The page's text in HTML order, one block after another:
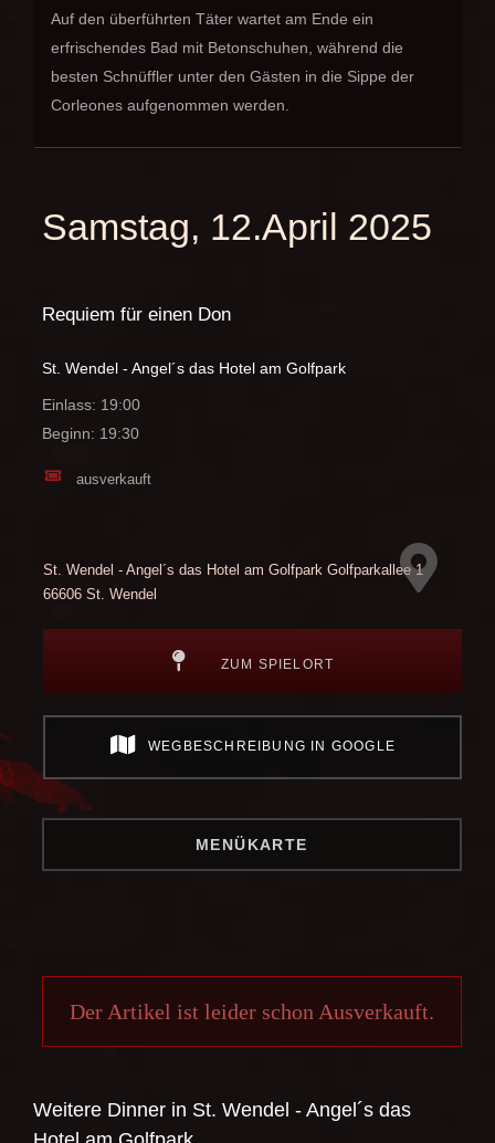
Auf den überführten Täter wartet am Ende ein
erfrischendes Bad mit Betonschuhen, während die
besten Schnüffler unter den Gästen in die Sippe der
Corleones aufgenommen werden.
Samstag, 12.April 2025
Requiem für einen Don
St. Wendel - Angel´s das Hotel am Golfpark
Einlass: 19:00
Beginn: 19:30
ausverkauft
St. Wendel - Angel´s das Hotel am Golfpark Golfparkallee 1
66606 St. Wendel
ZUM SPIELORT
WEGBESCHREIBUNG IN GOOGLE
MENÜKARTE
Der Artikel ist leider schon Ausverkauft.
Weitere Dinner in St. Wendel - Angel´s das